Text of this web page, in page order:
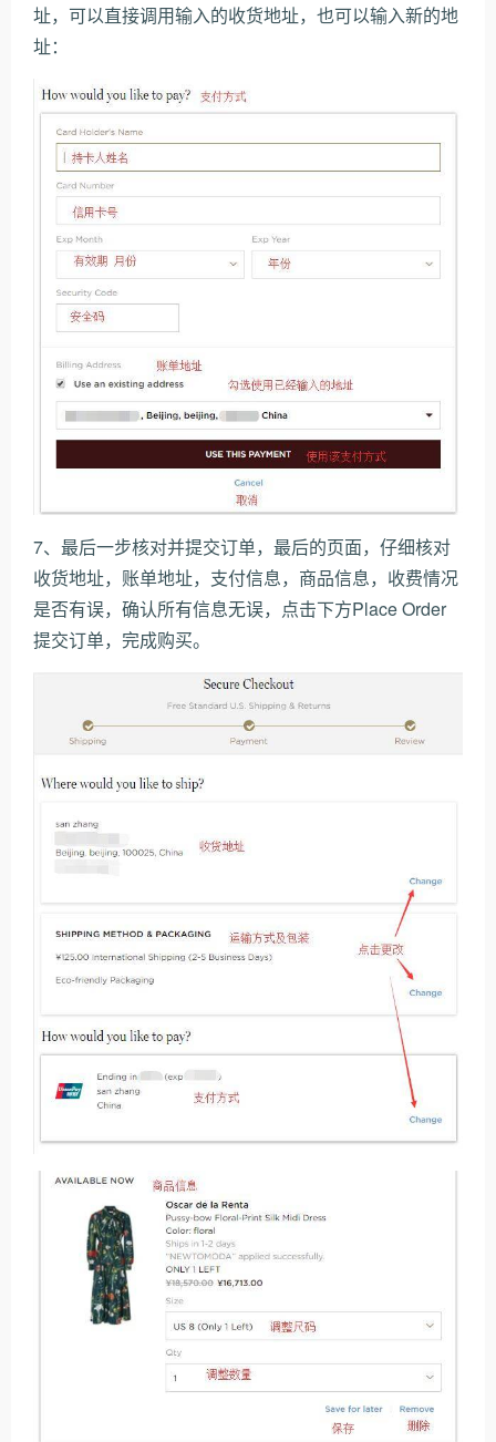
址，可以直接调用输入的收货地址，也可以输入新的地
址：
7、最后一步核对并提交订单，最后的页面，仔细核对
收货地址，账单地址，支付信息，商品信息，收费情况
是否有误，确认所有信息无误，点击下方Place Order
提交订单，完成购买。